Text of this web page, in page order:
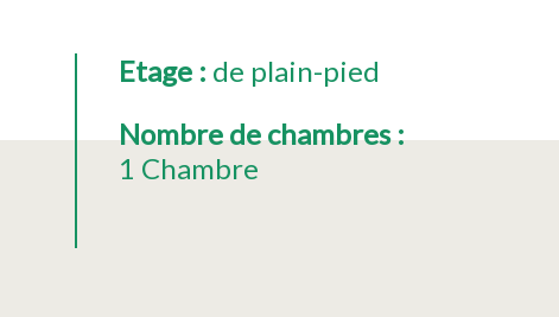
Etage : de plain-pied
Nombre de chambres:
1 Chambre